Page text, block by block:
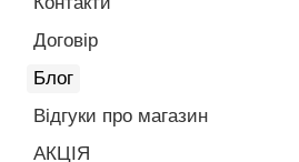
Договір
Блог
Відгуки про магазин
АКЦІЯ